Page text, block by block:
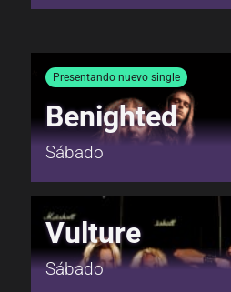
Presentando nuevo single
Benighted
Sábado
Vulture
Sábado